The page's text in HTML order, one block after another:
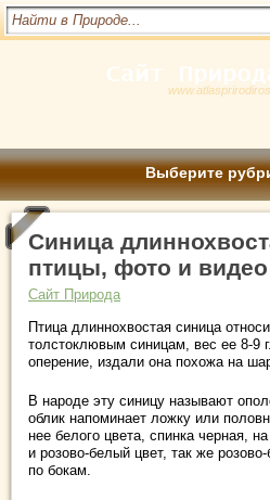
Выберите
Синица
птицы, фото и видео
Сайт Природа
Птица длиннохвостая синица
толстоклювым синицам, вес ее 8-9
оперение, издали она похожа на
В народе эту синицу называют
облик напоминает ложку или
нее белого цвета, спинка черная,
и розово-белый цвет, так же
по бокам.